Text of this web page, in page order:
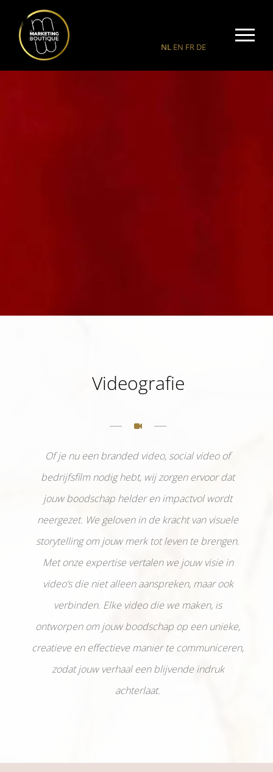
NL EN FR DE
Videografie
Of je nu een branded video, social video of
bedrijfsfilm nodig hebt, wij zorgen ervoor dat
jouw boodschap helder en impactvol wordt
neergezet. We geloven in de kracht van visuele
storytelling om jouw merk tot leven te brengen.
Met onze expertise vertalen we jouw visie in
video’s die niet alleen aanspreken, maar ook
verbinden. Elke video die we maken, is
ontworpen om jouw boodschap op een unieke,
creatieve en effectieve manier te communiceren,
zodat jouw verhaal een blijvende indruk
achterlaat.